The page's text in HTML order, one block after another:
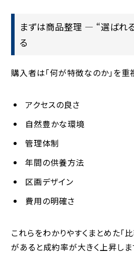
まずは商品整理 — “選ばれ
る
購入者は「何が特徴なのか」を重
アクセスの良さ
自然豊かな環境
管理体制
年間の供養方法
区画デザイン
費用の明確さ
これらをわかりやすくまとめた「
があると成約率が大きく上昇しま